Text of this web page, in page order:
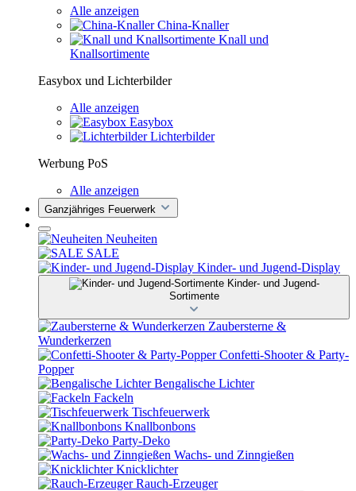
Alle anzeigen
China-Knaller
Knall und
Knallsortimente
Easybox und Lichterbilder
Alle anzeigen
Easybox
Lichterbilder
Werbung PoS
Alle anzeigen
Ganzjähriges Feuerwerk
Neuheiten
SALE
Kinder- und Jugend-Display
Kinder- und Jugend-
Sortimente
Zaubersterne &
Wunderkerzen
Confetti-Shooter & Party-
Popper
Bengalische Lichter
Fackeln
Tischfeuerwerk
Knallbonbons
Party-Deko
Wachs- und Zinngießen
Knicklichter
Rauch-Erzeuger